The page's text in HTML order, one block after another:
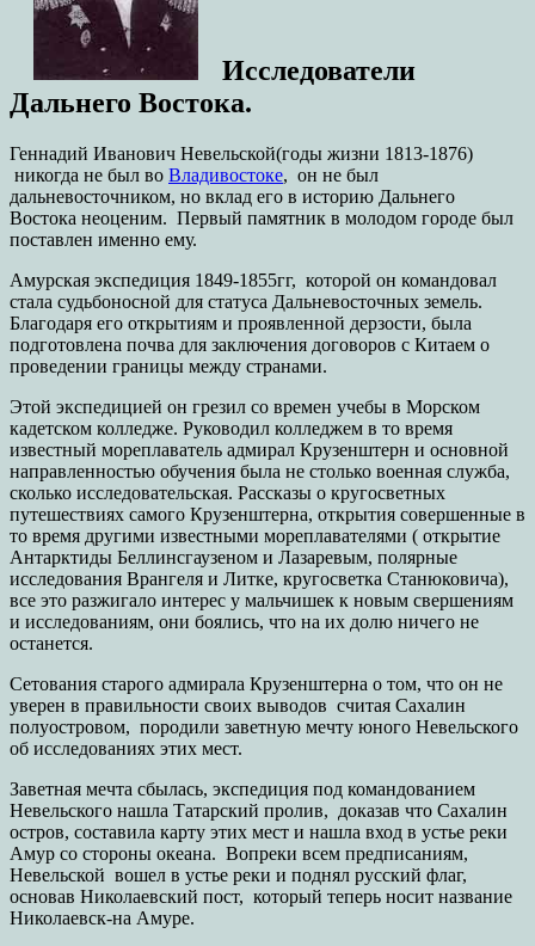
Исследователи
Дальнего Востока.
Геннадий Иванович Невельской(годы жизни 1813-1876)
никогда не был во Владивостоке, он не был
дальневосточником, но вклад его в историю Дальнего
Востока неоценим. Первый памятник в молодом городе был
поставлен именно ему.
Амурская экспедиция 1849-1855гг, которой он командовал
стала судьбоносной для статуса Дальневосточных земель.
Благодаря его открытиям и проявленной дерзости, была
подготовлена почва для заключения договоров с Китаем о
проведении границы между странами.
Этой экспедицией он грезил со времен учебы в Морском
кадетском колледже. Руководил колледжем в то время
известный мореплаватель адмирал Крузенштерн и основной
направленностью обучения была не столько военная служба,
сколько исследовательская. Рассказы о кругосветных
путешествиях самого Крузенштерна, открытия совершенные в
то время другими известными мореплавателями ( открытие
Антарктиды Беллинсгаузеном и Лазаревым, полярные
исследования Врангеля и Литке, кругосветка Станюковича),
все это разжигало интерес у мальчишек к новым свершениям
и исследованиям, они боялись, что на их долю ничего не
останется.
Сетования старого адмирала Крузенштерна о том, что он не
уверен в правильности своих выводов считая Сахалин
полуостровом, породили заветную мечту юного Невельского
об исследованиях этих мест.
Заветная мечта сбылась, экспедиция под командованием
Невельского нашла Татарский пролив, доказав что Сахалин
остров, составила карту этих мест и нашла вход в устье реки
Амур со стороны океана. Вопреки всем предписаниям,
Невельской вошел в устье реки и поднял русский флаг,
основав Николаевский пост, который теперь носит название
Николаевск-на Амуре.